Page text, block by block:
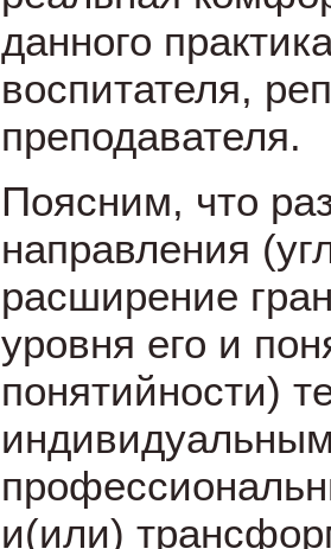
данного
воспитателя,
преподавателя.
Поясним, что
направления
расширение
уровня его и
понятийности)
и(или)